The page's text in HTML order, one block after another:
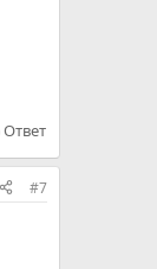
Ответ
#7